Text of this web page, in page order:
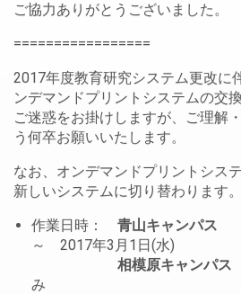
ご協力ありがとうございました。
=================
2017年度教育研究システム更改に
ンデマンドプリントシステムの交
ご迷惑をお掛けしますが、ご理解
う何卒お願いいたします。
なお、オンデマンドプリントシス
新しいシステムに切り替わります。
作業日時： 青山キャンパス
～ 2017年3月1日(水)
相模原キャンパス
み